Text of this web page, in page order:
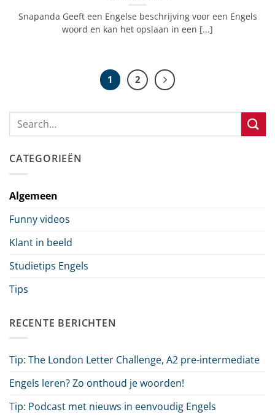
Snapanda Geeft een Engelse beschrijving voor een Engels
woord en kan het opslaan in een [...]
1 2
CATEGORIEËN
Algemeen
Funny videos
Klant in beeld
Studietips Engels
Tips
RECENTE BERICHTEN
Tip: The London Letter Challenge, A2 pre-intermediate
Engels leren? Zo onthoud je woorden!
Tip: Podcast met nieuws in eenvoudig Engels